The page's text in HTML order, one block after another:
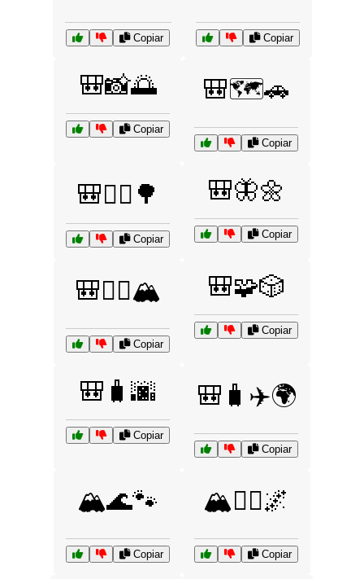
Copiar Copiar
🎒📸🌅
Copiar
🎒🗺️🚗
Copiar
🎒🚴‍♂️🌳
Copiar
🎒🦋🌼
Copiar
🎒🧗‍♀️🏔️
Copiar
🎒🧩🎲
Copiar
🎒🧳🌆
Copiar
🎒🧳✈️🌍
Copiar
🏔️🌊🐾
Copiar
🏔️🚶‍♂️🌌
Copiar